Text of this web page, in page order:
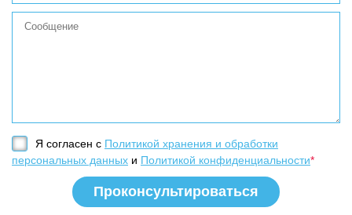
Я согласен с Политикой хранения и обработки
персональных данных и Политикой конфиденциальности*